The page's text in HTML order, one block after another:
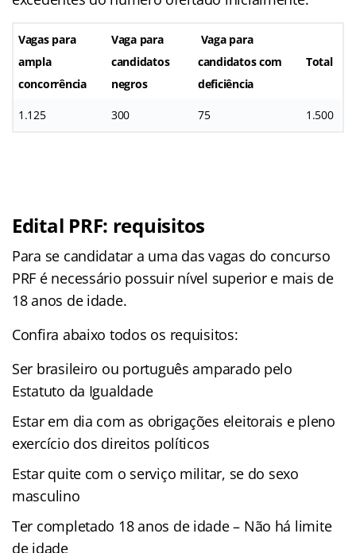
Vagas para
ampla
concorrência
Vaga para
candidatos
negros
Vaga para
candidatos com
deficiência
Total
1.125 300 75 1.500
Edital PRF: requisitos
Para se candidatar a uma das vagas do concurso
PRF é necessário possuir nível superior e mais de
18 anos de idade.
Confira abaixo todos os requisitos:
Ser brasileiro ou português amparado pelo
Estatuto da Igualdade
Estar em dia com as obrigações eleitorais e pleno
exercício dos direitos políticos
Estar quite com o serviço militar, se do sexo
masculino
Ter completado 18 anos de idade – Não há limite
de idade